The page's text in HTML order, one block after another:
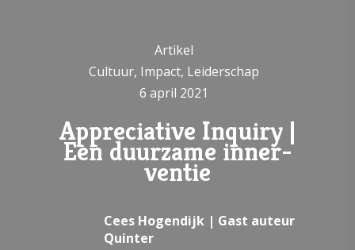
Artikel
Cultuur, Impact, Leiderschap
6 april 2021
Appreciative Inquiry |
Een duurzame inner-
ventie
Cees Hogendijk | Gast auteur
Quinter